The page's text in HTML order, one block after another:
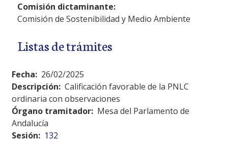
Comisión dictaminante:
Comisión de Sostenibilidad y Medio Ambiente
Listas de trámites
Fecha: 26/02/2025
Descripción: Calificación favorable de la PNLC
ordinaria con observaciones
Órgano tramitador: Mesa del Parlamento de
Andalucía
Sesión: 132